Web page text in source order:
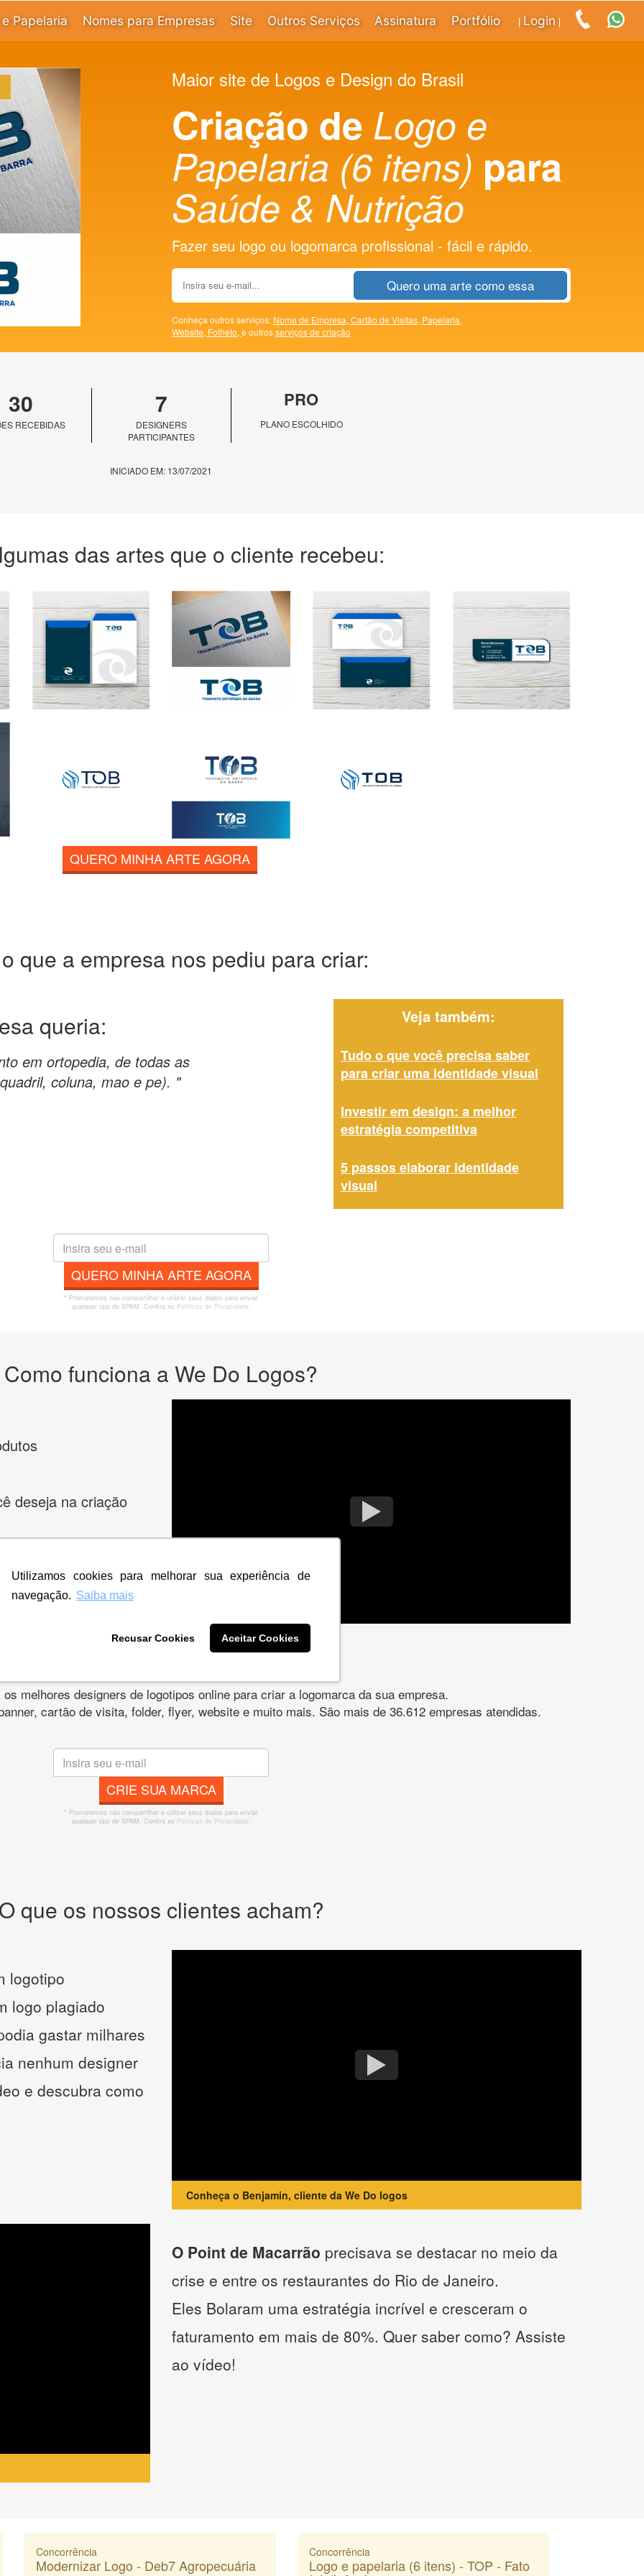
Utilizamos cookies para melhorar sua experiência de
navegação. Saiba mais
Recusar Cookies Aceitar Cookies
Papelaria Nomes para Empresas Site Outros Serviços Assinatura Portfólio Login
Maior site de Logos e Design do Brasil
Criação de Logo e
Papelaria (6 itens) para
Saúde & Nutrição
Fazer seu logo ou logomarca profissional - fácil e rápido.
Quero uma arte como essa
Conheça outros serviços: Nome de Empresa, Cartão de Visitas, Papelaria,
Website, Folheto, e outrosserviços de criação
30
RECEBIDAS
7
DESIGNERS
PARTICIPANTES
PRO
PLANO ESCOLHIDO
INICIADO EM: 13/07/2021
das artes que o cliente recebeu:
QUERO MINHA ARTE AGORA
que a empresa nos pediu para criar:
queria:
em ortopedia, de todas as
coluna, mao e pe). "
Veja também:
Tudo o que você precisa saber
para criar uma identidade visual
Investir em design: a melhor
estratégia competitiva
5 passos elaborar identidade
visual
QUERO MINHA ARTE AGORA
* Prometemos não compartilhar e utilizar seus dados para enviar
qualquer tipo de SPAM. Confira as Políticas de Privacidade.
Como funciona a We Do Logos?
deseja na criação
melhores designers de logotipos online para criar a logomarca da sua empresa.
cartão de visita, folder, flyer, website e muito mais. São mais de 36.612 empresas atendidas.
CRIE SUA MARCA
* Prometemos não compartilhar e utilizar seus dados para enviar
qualquer tipo de SPAM. Confira as Políticas de Privacidade.
que os nossos clientes acham?
logotipo
logo plagiado
gastar milhares
nenhum designer
e descubra como
Conheça o Benjamin, cliente da We Do logos
O Point de Macarrão precisava se destacar no meio da
crise e entre os restaurantes do Rio de Janeiro.
Eles Bolaram uma estratégia incrível e cresceram o
faturamento em mais de 80%. Quer saber como? Assiste
ao vídeo!
Concorrência
Modernizar Logo - Deb7 Agropecuária
Concorrência
Logo e papelaria (6 itens) - TOP - Fato